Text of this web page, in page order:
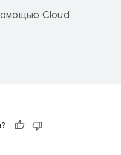
Cloud